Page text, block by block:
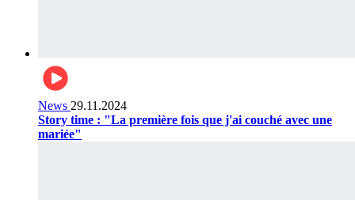
News 29.11.2024
Story time : "La première fois que j'ai couché avec une
mariée"